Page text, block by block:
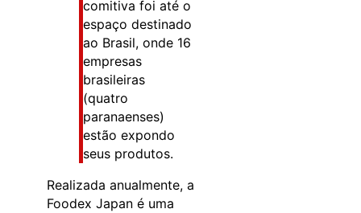
comitiva foi até o
espaço destinado
ao Brasil, onde 16
empresas
brasileiras
(quatro
paranaenses)
estão expondo
seus produtos.
Realizada anualmente, a
Foodex Japan é uma